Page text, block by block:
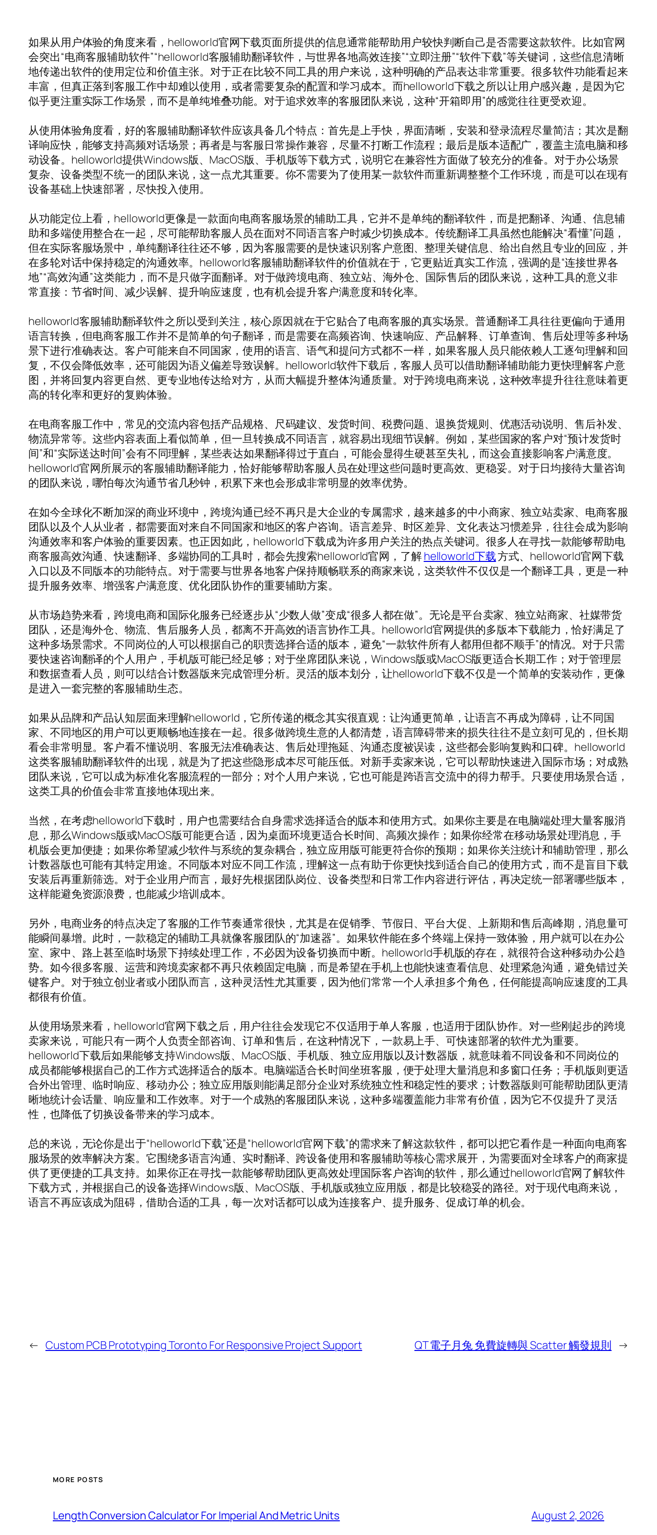
如果从用户体验的角度来看，helloworld官网下载页面所提供的信息通常能帮助用户较快判断自己是否需要这款软件。比如官网
会突出“电商客服辅助软件”“helloworld客服辅助翻译软件，与世界各地高效连接”“立即注册”“软件下载”等关键词，这些信息清晰
地传递出软件的使用定位和价值主张。对于正在比较不同工具的用户来说，这种明确的产品表达非常重要。很多软件功能看起来
丰富，但真正落到客服工作中却难以使用，或者需要复杂的配置和学习成本。而helloworld下载之所以让用户感兴趣，是因为它
似乎更注重实际工作场景，而不是单纯堆叠功能。对于追求效率的客服团队来说，这种“开箱即用”的感觉往往更受欢迎。
从使用体验角度看，好的客服辅助翻译软件应该具备几个特点：首先是上手快，界面清晰，安装和登录流程尽量简洁；其次是翻
译响应快，能够支持高频对话场景；再者是与客服日常操作兼容，尽量不打断工作流程；最后是版本适配广，覆盖主流电脑和移
动设备。helloworld提供Windows版、MacOS版、手机版等下载方式，说明它在兼容性方面做了较充分的准备。对于办公场景
复杂、设备类型不统一的团队来说，这一点尤其重要。你不需要为了使用某一款软件而重新调整整个工作环境，而是可以在现有
设备基础上快速部署，尽快投入使用。
从功能定位上看，helloworld更像是一款面向电商客服场景的辅助工具，它并不是单纯的翻译软件，而是把翻译、沟通、信息辅
助和多端使用整合在一起，尽可能帮助客服人员在面对不同语言客户时减少切换成本。传统翻译工具虽然也能解决“看懂”问题，
但在实际客服场景中，单纯翻译往往还不够，因为客服需要的是快速识别客户意图、整理关键信息、给出自然且专业的回应，并
在多轮对话中保持稳定的沟通效率。helloworld客服辅助翻译软件的价值就在于，它更贴近真实工作流，强调的是“连接世界各
地”“高效沟通”这类能力，而不是只做字面翻译。对于做跨境电商、独立站、海外仓、国际售后的团队来说，这种工具的意义非
常直接：节省时间、减少误解、提升响应速度，也有机会提升客户满意度和转化率。
helloworld客服辅助翻译软件之所以受到关注，核心原因就在于它贴合了电商客服的真实场景。普通翻译工具往往更偏向于通用
语言转换，但电商客服工作并不是简单的句子翻译，而是需要在高频咨询、快速响应、产品解释、订单查询、售后处理等多种场
景下进行准确表达。客户可能来自不同国家，使用的语言、语气和提问方式都不一样，如果客服人员只能依赖人工逐句理解和回
复，不仅会降低效率，还可能因为语义偏差导致误解。helloworld软件下载后，客服人员可以借助翻译辅助能力更快理解客户意
图，并将回复内容更自然、更专业地传达给对方，从而大幅提升整体沟通质量。对于跨境电商来说，这种效率提升往往意味着更
高的转化率和更好的复购体验。
在电商客服工作中，常见的交流内容包括产品规格、尺码建议、发货时间、税费问题、退换货规则、优惠活动说明、售后补发、
物流异常等。这些内容表面上看似简单，但一旦转换成不同语言，就容易出现细节误解。例如，某些国家的客户对“预计发货时
间”和“实际送达时间”会有不同理解，某些表达如果翻译得过于直白，可能会显得生硬甚至失礼，而这会直接影响客户满意度。
helloworld官网所展示的客服辅助翻译能力，恰好能够帮助客服人员在处理这些问题时更高效、更稳妥。对于日均接待大量咨询
的团队来说，哪怕每次沟通节省几秒钟，积累下来也会形成非常明显的效率优势。
在如今全球化不断加深的商业环境中，跨境沟通已经不再只是大企业的专属需求，越来越多的中小商家、独立站卖家、电商客服
团队以及个人从业者，都需要面对来自不同国家和地区的客户咨询。语言差异、时区差异、文化表达习惯差异，往往会成为影响
沟通效率和客户体验的重要因素。也正因如此，helloworld下载成为许多用户关注的热点关键词。很多人在寻找一款能够帮助电
商客服高效沟通、快速翻译、多端协同的工具时，都会先搜索helloworld官网，了解helloworld下载方式、helloworld官网下载
入口以及不同版本的功能特点。对于需要与世界各地客户保持顺畅联系的商家来说，这类软件不仅仅是一个翻译工具，更是一种
提升服务效率、增强客户满意度、优化团队协作的重要辅助方案。
从市场趋势来看，跨境电商和国际化服务已经逐步从“少数人做”变成“很多人都在做”。无论是平台卖家、独立站商家、社媒带货
团队，还是海外仓、物流、售后服务人员，都离不开高效的语言协作工具。helloworld官网提供的多版本下载能力，恰好满足了
这种多场景需求。不同岗位的人可以根据自己的职责选择合适的版本，避免“一款软件所有人都用但都不顺手”的情况。对于只需
要快速咨询翻译的个人用户，手机版可能已经足够；对于坐席团队来说，Windows版或MacOS版更适合长期工作；对于管理层
和数据查看人员，则可以结合计数器版来完成管理分析。灵活的版本划分，让helloworld下载不仅是一个简单的安装动作，更像
是进入一套完整的客服辅助生态。
如果从品牌和产品认知层面来理解helloworld，它所传递的概念其实很直观：让沟通更简单，让语言不再成为障碍，让不同国
家、不同地区的用户可以更顺畅地连接在一起。很多做跨境生意的人都清楚，语言障碍带来的损失往往不是立刻可见的，但长期
看会非常明显。客户看不懂说明、客服无法准确表达、售后处理拖延、沟通态度被误读，这些都会影响复购和口碑。helloworld
这类客服辅助翻译软件的出现，就是为了把这些隐形成本尽可能压低。对新手卖家来说，它可以帮助快速进入国际市场；对成熟
团队来说，它可以成为标准化客服流程的一部分；对个人用户来说，它也可能是跨语言交流中的得力帮手。只要使用场景合适，
这类工具的价值会非常直接地体现出来。
当然，在考虑helloworld下载时，用户也需要结合自身需求选择适合的版本和使用方式。如果你主要是在电脑端处理大量客服消
息，那么Windows版或MacOS版可能更合适，因为桌面环境更适合长时间、高频次操作；如果你经常在移动场景处理消息，手
机版会更加便捷；如果你希望减少软件与系统的复杂耦合，独立应用版可能更符合你的预期；如果你关注统计和辅助管理，那么
计数器版也可能有其特定用途。不同版本对应不同工作流，理解这一点有助于你更快找到适合自己的使用方式，而不是盲目下载
安装后再重新筛选。对于企业用户而言，最好先根据团队岗位、设备类型和日常工作内容进行评估，再决定统一部署哪些版本，
这样能避免资源浪费，也能减少培训成本。
另外，电商业务的特点决定了客服的工作节奏通常很快，尤其是在促销季、节假日、平台大促、上新期和售后高峰期，消息量可
能瞬间暴增。此时，一款稳定的辅助工具就像客服团队的“加速器”。如果软件能在多个终端上保持一致体验，用户就可以在办公
室、家中、路上甚至临时场景下持续处理工作，不必因为设备切换而中断。helloworld手机版的存在，就很符合这种移动办公趋
势。如今很多客服、运营和跨境卖家都不再只依赖固定电脑，而是希望在手机上也能快速查看信息、处理紧急沟通，避免错过关
键客户。对于独立创业者或小团队而言，这种灵活性尤其重要，因为他们常常一个人承担多个角色，任何能提高响应速度的工具
都很有价值。
从使用场景来看，helloworld官网下载之后，用户往往会发现它不仅适用于单人客服，也适用于团队协作。对一些刚起步的跨境
卖家来说，可能只有一两个人负责全部咨询、订单和售后，在这种情况下，一款易上手、可快速部署的软件尤为重要。
helloworld下载后如果能够支持Windows版、MacOS版、手机版、独立应用版以及计数器版，就意味着不同设备和不同岗位的
成员都能够根据自己的工作方式选择适合的版本。电脑端适合长时间坐班客服，便于处理大量消息和多窗口任务；手机版则更适
合外出管理、临时响应、移动办公；独立应用版则能满足部分企业对系统独立性和稳定性的要求；计数器版则可能帮助团队更清
晰地统计会话量、响应量和工作效率。对于一个成熟的客服团队来说，这种多端覆盖能力非常有价值，因为它不仅提升了灵活
性，也降低了切换设备带来的学习成本。
总的来说，无论你是出于“helloworld下载”还是“helloworld官网下载”的需求来了解这款软件，都可以把它看作是一种面向电商客
服场景的效率解决方案。它围绕多语言沟通、实时翻译、跨设备使用和客服辅助等核心需求展开，为需要面对全球客户的商家提
供了更便捷的工具支持。如果你正在寻找一款能够帮助团队更高效处理国际客户咨询的软件，那么通过helloworld官网了解软件
下载方式，并根据自己的设备选择Windows版、MacOS版、手机版或独立应用版，都是比较稳妥的路径。对于现代电商来说，
语言不再应该成为阻碍，借助合适的工具，每一次对话都可以成为连接客户、提升服务、促成订单的机会。
← Custom PCB Prototyping Toronto For Responsive Project Support QT 電子月兔 免費旋轉與 Scatter 觸發規則 →
MORE POSTS
Length Conversion Calculator For Imperial And Metric Units August 2, 2026